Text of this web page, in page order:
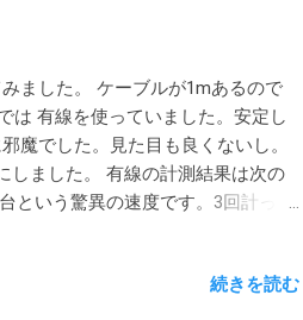
ました。 ケーブルが1mあるので
は 有線を使っていました。安定し
魔でした。見た目も良くないし。
しました。 有線の計測結果は次の
という驚異の速度です。3回計って
シーはGoogle同様異常に短い。ちな
続きを読む